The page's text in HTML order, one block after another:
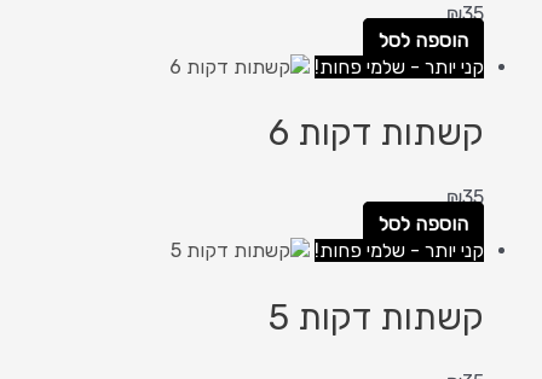
₪35
הוספה לסל
קני יותר - שלמי פחות!
קשתות דקות 6
₪35
הוספה לסל
קני יותר - שלמי פחות!
קשתות דקות 5